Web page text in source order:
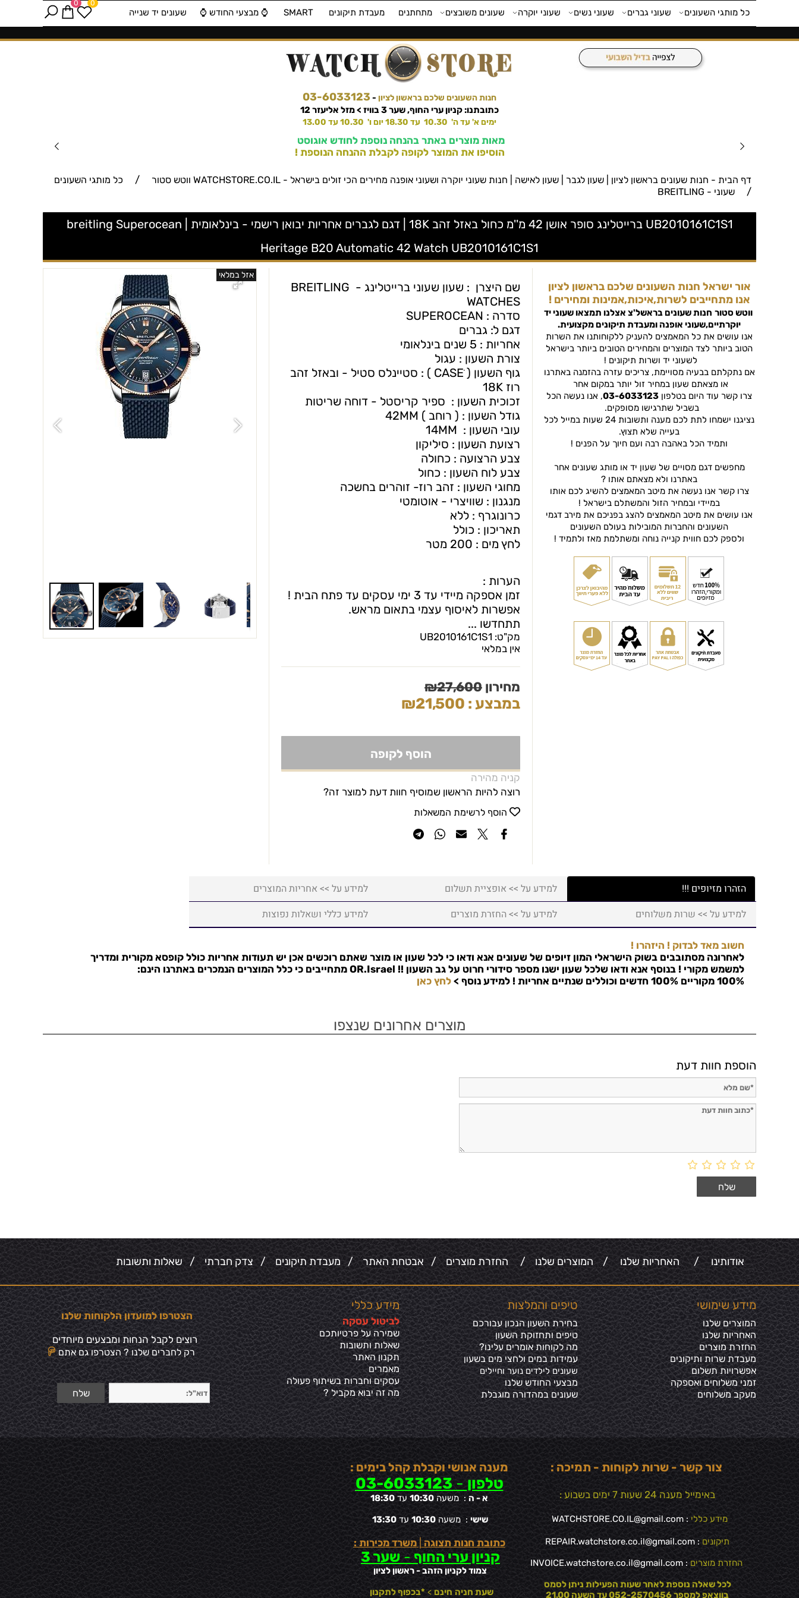
חנות השעונים שלכם בראשון לציון -
03-6033123
כתובתנו: קניון ערי החוף, שער 3 בוויז > מזל אליעזר 12
ימים א' עד ה' 10.30 עד 18.30 יום ו' 10.30 עד 13.00
מאות מוצרים באתר בהנחה נוספת לחודש אוגוסט
הוסיפו את המוצר לקופה לקבלת ההנחה הנוספת !
0 0
כל מותגי השעונים שעוני גברים שעוני נשים שעוני יוקרה שעונים משובצים מתחתנים מעבדת תיקונים SMART ⌚️ מבצעי החודש ⌚️ שעונים יד שנייה
דף הבית - חנות שעונים בראשון לציון | שעון לגבר | שעון לאישה | חנות שעוני יוקרה ושעוני אופנה מחירים הכי זולים בישראל - WATCHSTORE.CO.IL ווטש סטור / כל מותגי השעונים
/ שעוני - BREITLING
UB2010161C1S1 ברייטלינג סופר אושן 42 מ''מ כחול באזל זהב 18K | דגם לגברים אחריות יבואן רישמי - בינלאומית | breitling Superocean
Heritage B20 Automatic 42 Watch UB2010161C1S1
אזל במלאי
שם היצרן : שעון שעוני ברייטלינג - BREITLING
WATCHES
סדרה : SUPEROCEAN
דגם ל: גברים
אחריות : 5 שנים בינלאומי
צורת השעון : עגול
גוף השעון ( CASEׂ ) : סטיינלס סטיל - ובאזל זהב
רוז 18K
זכוכית השעון : ספיר קריסטל - דוחה שריטות
גודל השעון : ( רוחב ) 42MM
עובי השעון : 14MM
רצועת השעון : סיליקון
צבע הרצועה : כחולה
צבע לוח השעון : כחול
מחוגי השעון : זהב רוז- זוהרים בחשכה
מנגנון : שוויצרי - אוטומטי
כרונוגרף : ללא
תאריכון : כולל
לחץ מים : 200 מטר
הערות :
זמן אספקה מיידי עד 3 ימי עסקים עד פתח הבית !
אפשרות לאיסוף עצמי בתאום מראש.
תתחדשו ...
מק"ט: UB2010161C1S1
אין במלאי
מחירון ₪27,600
במבצע : ₪21,500
הוסף לקופה
קניה מהירה
רוצה להיות הראשון שמוסיף חוות דעת למוצר זה?
הוסף לרשימת המשאלות
אור ישראל חנות השעונים שלכם בראשון לציון
אנו מתחייבים לשרות,איכות,אמינות ומחירים !
ווטש סטור חנות שעונים בראשל'צ אצלנו תמצאו שעוני יד
יוקרתיים,שעוני אופנה ומעבדת תיקונים מקצועית.
אנו עושים את כל המאמצים להעניק ללקוחותנו את השרות
הטוב ביותר לצד המוצרים והמחירים הטובים ביותר בישראל
לשעוני יד ושרות תיקונים !
אם נתקלתם בבעיה מסויימת, צריכים עזרה בהזמנה באתרנו
או מצאתם שעון במחיר זול יותר במקום אחר
צרו קשר עוד היום בטלפון 03-6033123, אנו נעשה הכל
בשביל שתרגישו מסופקים.
נציגנו ישמחו לתת לכם מענה ותשובות 24 שעות במייל לכל
בעייה שלא תצוץ.
ותמיד הכל באהבה רבה ועם חיוך על הפנים !
מחפשים דגם מסויים של שעון יד או מותג שעונים אחר
באתרנו ולא מצאתם אותו ?
צרו קשר אנו נעשה את מיטב המאמצים להשיג לכם אותו
במיידי ובמחיר הזול והמשתלם בישראל !
אנו עושים את מיטב המאמצים להצג בפניכם את מירב דגמי
השעונים והחברות המובילות בעולם השעונים
ולספק לכם חווית קנייה נוחה ומשתלמת מאז ולתמיד !
הזהרו מזיופים !!! למידע על >> אופציית תשלום
למידע על >> אחריות המוצרים
למידע על >> שרות משלוחים
למידע על >> החזרת מוצרים למידע כללי ושאלות נפוצות
חשוב מאד לבדוק ! היזהרו !
לאחרונה מסתובבים בשוק הישראלי המון זיופים של שעונים אנא ודאו כי לכל שעון או מוצר שאתם רוכשים אכן יש תעודות אחריות כולל קופסא מקורית ומדריך
למשמש מקורי ! בנוסף אנא ודאו שלכל שעון ישנו מספר סידורי חרוט על גב השעון !! OR.Israel מתחייבים כי כלל המוצרים הנמכרים באתרנו הינם:
100% מקוריים 100% חדשים וכוללים שנתיים אחריות !
למידע נוסף > לחץ כאן
מוצרים אחרונים שנצפו
הוספת חוות דעת
אודותינו/האחריות שלנו /המוצרים שלנו/החזרת מוצרים/ אבטחת האתר/מעבדת תיקונים/צדק חברתי /שאלות ותשובות
מידע שימושי
המוצרים שלנו
האחריות שלנו
החזרת מוצרים
מעבדת שרות ותיקונים
אפשרויות תשלום
זמני משלוחים ואספקה
מעקב משלוחים
טיפים והמלצות
בחירת השעון הנכון עבורכם
טיפים ותחזוקת השעון
מה לקוחות אומרים עלינו?
עמידות במים ולחצי מים בשעון
שעונים לילדים נוער וחיילים
מבצעי החודש שלנו
שעונים במהדורה מוגבלת
מידע כללי
לביטול עסקה
שמירה על פרטיותכם
שאלות ותשובות
תקנון האתר
מאמרים
עסקים וחברות בשיתוף פעולה
מה זה יבוא מקביל ?
הצטרפו למועדון הלקוחות שלנו
רוצים לקבל הנחות ומבצעים מיוחדים
רק לחברים שלנו ? הצטרפו גם אתם
צור קשר - שרות לקוחות - תמיכה :
באימייל מענה 24 שעות 7 ימים בשבוע :
מידע כללי :
WATCHSTORE.CO.IL@gmail.com
תיקונים : REPAIR.watchstore.co.il@gmail.com
החזרת מוצרים:
INVOICE.watchstore.co.il@gmail.com
לכל שאלה נוספת לאחר שעות הפעילות ניתן לסמס
בווצאפ למספר 052-2570456 עד השעה 21.00
מענה אנושי וקבלת קהל בימים :
טלפון -
03-6033123
א - ה : משעה10:30עד 18:30
שישי : משעה10:30 עד13:30
כתובת חנות תצוגה |משרד מכירות :
קניון ערי החוף-שער 3
צמוד לקניון הזהב - ראשון לציון
שעת חניה חינם >*בכפוף לתקנון